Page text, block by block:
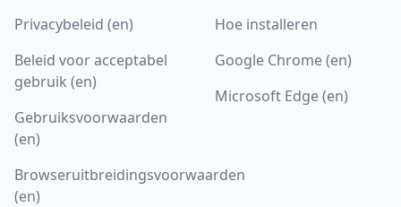
Privacybeleid (en)
Beleid voor acceptabel
gebruik (en)
Gebruiksvoorwaarden
(en)
Browseruitbreidingsvoorwaarden
(en)
Hoe installeren
Google Chrome (en)
Microsoft Edge (en)